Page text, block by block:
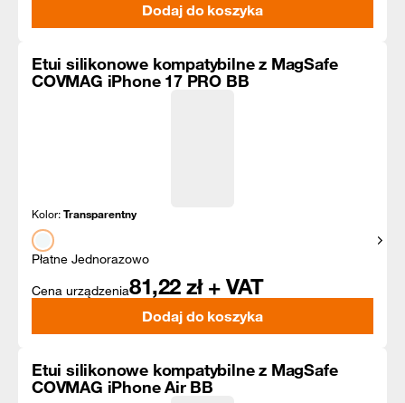
Dodaj do koszyka
Etui silikonowe kompatybilne z MagSafe
COVMAG iPhone 17 PRO BB
Kolor:Transparentny
Płatne Jednorazowo
Cena urządzenia81,22 zł + VAT
Dodaj do koszyka
Etui silikonowe kompatybilne z MagSafe
COVMAG iPhone Air BB